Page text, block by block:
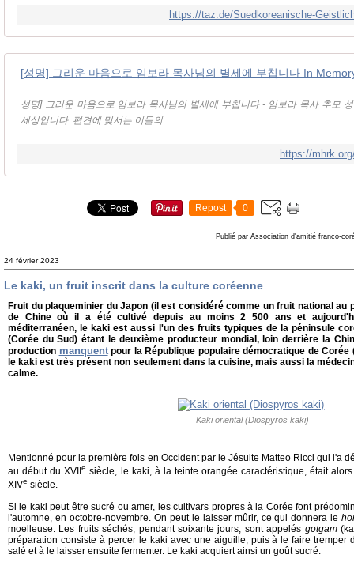
https://taz.de/Suedkoreanische-
성명] 그리운 마음으로 임보라 목사님의 별세에 부칩니다 - 임보라 목사 추모
세상입니다. 편견에 맞서는 이들의 ...
https://
Repost 0
Publié par Association d'amitié franco-
24 février 2023
Le kaki, un fruit inscrit dans la culture coréenne
Fruit du plaqueminier du Japon (il est considéré comme un fruit national au
de Chine où il a été cultivé depuis au moins 2 500 ans et
méditerranéen, le kaki est aussi l'un des fruits typiques de la péninsule
(Corée du Sud) étant le deuxième producteur mondial, loin derrière la
production manquentpour la République populaire démocratique de Corée
le kaki est très présent non seulement dans la cuisine, mais aussi la
calme.
Kaki oriental (Diospyros kaki)
Mentionné pour la première fois en Occident par le Jésuite Matteo Ricci qui l'a
au début du XVIIesiècle, le kaki, à la teinte orangée caractéristique, était
XIVe siècle.
Si le kaki peut être sucré ou amer, les cultivars propres à la Corée font
l'automne, en octobre-novembre. On peut le laisser mûrir, ce qui donnera le
moelleuse. Les fruits séchés, pendant soixante jours, sont appelés gotgam
préparation consiste à percer le kaki avec une aiguille, puis à le faire tremper
salé et à le laisser ensuite fermenter. Le kaki acquiert ainsi un goût sucré.